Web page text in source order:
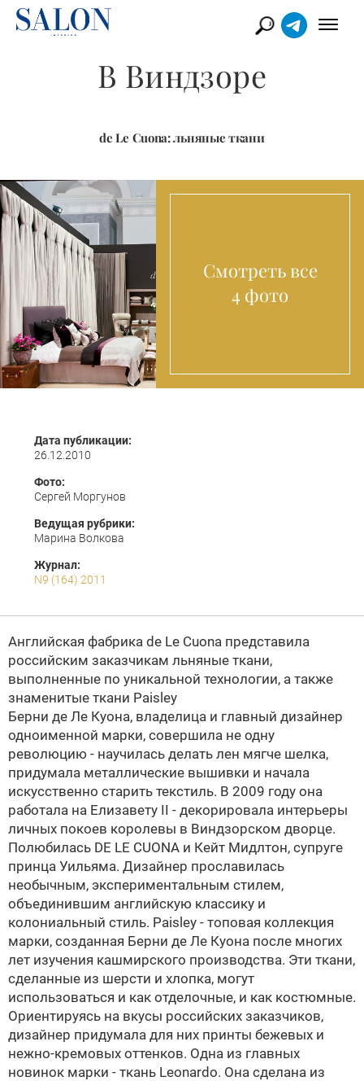
В Виндзоре
de Le Cuona: льняные ткани
Смотреть все
4 фото
Дата публикации:
26.12.2010
Фото:
Сергей Моргунов
Ведущая рубрики:
Марина Волкова
Журнал:
N9 (164) 2011
Английская фабрика de Le Cuona представила
российским заказчикам льняные ткани,
выполненные по уникальной технологии, а также
знаменитые ткани Paisley
Берни де Ле Куона, владелица и главный дизайнер
одноименной марки, совершила не одну
революцию - научилась делать лен мягче шелка,
придумала металлические вышивки и начала
искусственно старить текстиль. В 2009 году она
работала на Елизавету II - декорировала интерьеры
личных покоев королевы в Виндзорском дворце.
Полюбилась DE LE CUONA и Кейт Мидлтон, супруге
принца Уильяма. Дизайнер прославилась
необычным, экспериментальным стилем,
объединившим английскую классику и
колониальный стиль. Paisley - топовая коллекция
марки, созданная Берни де Ле Куона после многих
лет изучения кашмирского производства. Эти ткани,
сделанные из шерсти и хлопка, могут
использоваться и как отделочные, и как костюмные.
Ориентируясь на вкусы российских заказчиков,
дизайнер придумала для них принты бежевых и
нежно-кремовых оттенков. Одна из главных
новинок марки - ткань Leonardo. Она сделана из